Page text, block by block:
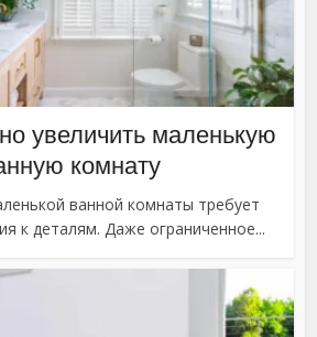
увеличить маленькую
комнату
ванной комнаты требует
к деталям. Даже ограниченное...